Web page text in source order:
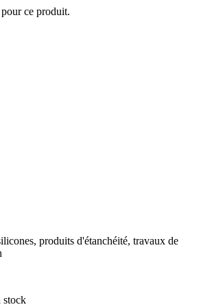
ce produit.
produits d'étanchéité, travaux de
stock